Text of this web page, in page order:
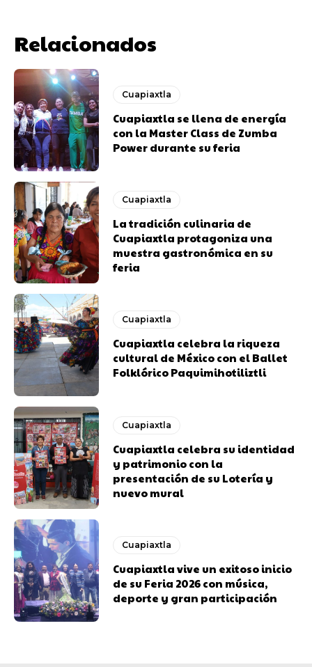
Relacionados
Cuapiaxtla
Cuapiaxtla se llena de energía
con la Master Class de Zumba
Power durante su feria
Cuapiaxtla
La tradición culinaria de
Cuapiaxtla protagoniza una
muestra gastronómica en su
feria
Cuapiaxtla
Cuapiaxtla celebra la riqueza
cultural de México con el Ballet
Folklórico Paquimihotiliztli
Cuapiaxtla
Cuapiaxtla celebra su identidad
y patrimonio con la
presentación de su Lotería y
nuevo mural
Cuapiaxtla
Cuapiaxtla vive un exitoso inicio
de su Feria 2026 con música,
deporte y gran participación